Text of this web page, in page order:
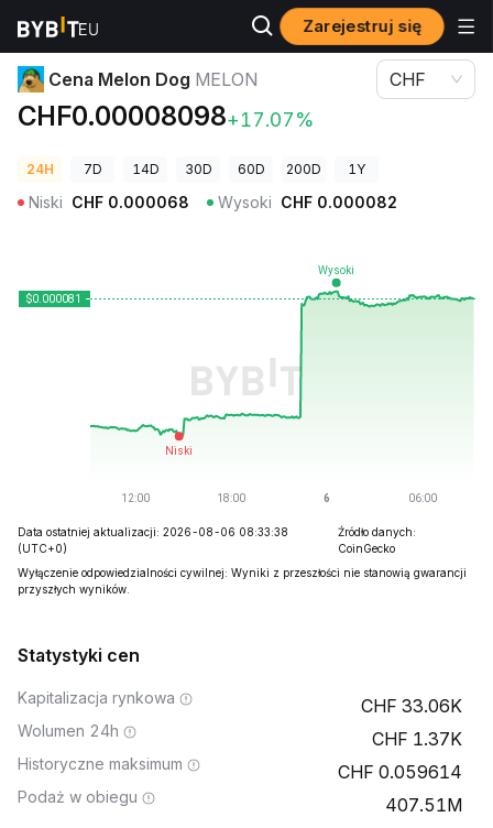
Zarejestruj się
Ceny kryptowalut Cena Melon Dog MELON
Cena Melon Dog MELON
CHF0.00008098+17.07%
CHF
24H 7D 14D 30D 60D 200D 1Y
Niski CHF 0.000068 Wysoki CHF 0.000082
Data ostatniej aktualizacji: 2026-08-06 08:33:38
(UTC+0)
Źródło danych:
CoinGecko
Wyłączenie odpowiedzialności cywilnej: Wyniki z przeszłości nie stanowią gwarancji
przyszłych wyników.
Statystyki cen
Kapitalizacja rynkowa 33.06K
Wolumen 24h 1.37K
Historyczne maksimum 0.059614
Podaż w obiegu 407.51M